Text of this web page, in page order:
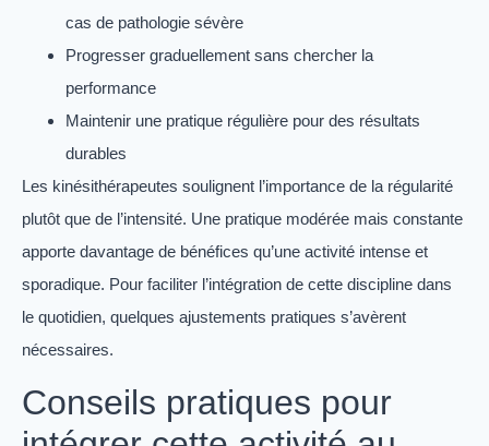
cas de pathologie sévère
Progresser graduellement sans chercher la
performance
Maintenir une pratique régulière pour des résultats
durables
Les kinésithérapeutes soulignent l’importance de la régularité
plutôt que de l’intensité. Une pratique modérée mais constante
apporte davantage de bénéfices qu’une activité intense et
sporadique. Pour faciliter l’intégration de cette discipline dans
le quotidien, quelques ajustements pratiques s’avèrent
nécessaires.
Conseils pratiques pour